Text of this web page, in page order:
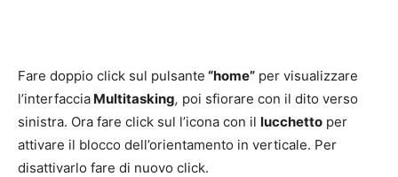
Fare doppio click sul pulsante “home” per visualizzare
l’interfaccia Multitasking, poi sfiorare con il dito verso
sinistra. Ora fare click sul l’icona con il lucchetto per
attivare il blocco dell’orientamento in verticale. Per
disattivarlo fare di nuovo click.